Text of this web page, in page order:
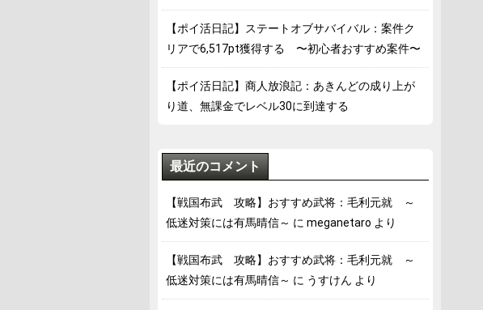
【ポイ活日記】ステートオブサバイバル：案件ク
リアで6,517pt獲得する 〜初心者おすすめ案件〜
【ポイ活日記】商人放浪記：あきんどの成り上が
り道、無課金でレベル30に到達する
最近のコメント
【戦国布武 攻略】おすすめ武将：毛利元就 ～
低迷対策には有馬晴信～ に meganetaro より
【戦国布武 攻略】おすすめ武将：毛利元就 ～
低迷対策には有馬晴信～ に うすけん より